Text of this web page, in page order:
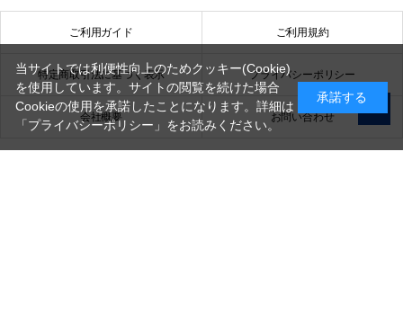
ご利用ガイド ご利用規約
特定商取引法に基づく表示 プライバシーポリシー
会社概要 お問い合わせ
当サイトでは利便性向上のためクッキー(Cookie)
を使用しています。サイトの閲覧を続けた場合
Cookieの使用を承諾したことになります。詳細は
「プライバシーポリシー」 をお読みください。
承諾する